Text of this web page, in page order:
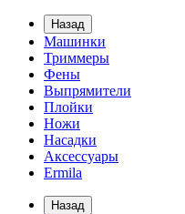
Назад
Машинки
Триммеры
Фены
Выпрямители
Плойки
Ножи
Насадки
Аксессуары
Ermila
Назад